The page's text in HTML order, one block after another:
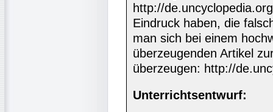
http://
Eindruck haben, die
man sich bei einem
überzeugenden Artikel
überzeugen: http://
Unterrichtsentwurf: